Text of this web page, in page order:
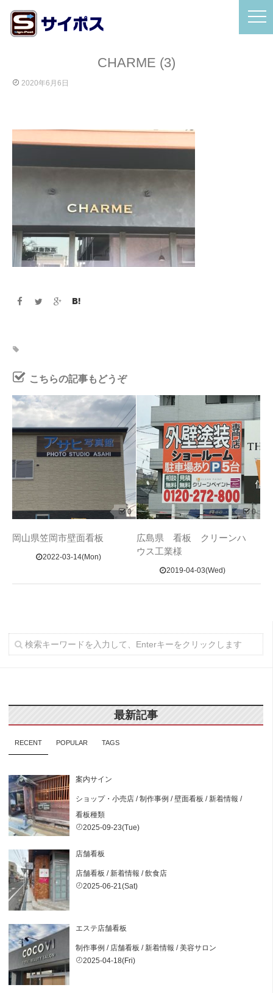
CHARME (3)
2020年6月6日
こちらの記事もどうぞ
0
岡山県笠岡市壁面看板
2022-03-14(Mon)
0
広島県 看板 クリーンハ
ウス工業様
2019-04-03(Wed)
最新記事
RECENT POPULAR TAGS
案内サイン
ショップ・小売店 /制作事例 /壁面看板 /新着情報 /
看板種類
2025-09-23(Tue)
店舗看板
店舗看板 /新着情報 /飲食店
2025-06-21(Sat)
エステ店舗看板
制作事例 / 店舗看板 /新着情報 /美容サロン
2025-04-18(Fri)